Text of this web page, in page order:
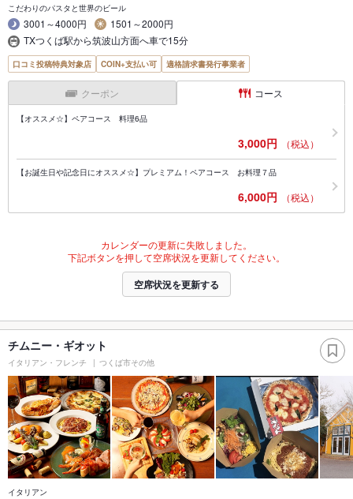
こだわりのパスタと世界のビール
3001～4000円
1501～2000円
TXつくば駅から筑波山方面へ車で15分
口コミ投稿特典対象店 COIN+支払い可 適格請求書発行事業者
クーポン コース
【オススメ☆】ペアコース 料理6品
3,000円 （税込）
【お誕生日や記念日にオススメ☆】プレミアム！ペアコース お料理７品
6,000円 （税込）
カレンダーの更新に失敗しました。
下記ボタンを押して空席状況を更新してください。
空席状況を更新する
チムニー・ギオット
イタリアン・フレンチ つくば市その他
イタリアン